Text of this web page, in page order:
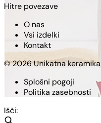
Hitre povezave
O nas
Vsi izdelki
Kontakt
© 2026 Unikatna keramika
Splošni pogoji
Politika zasebnosti
Išči: